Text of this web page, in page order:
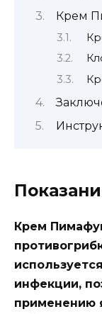
Крем
Крем
инфекции,
применению